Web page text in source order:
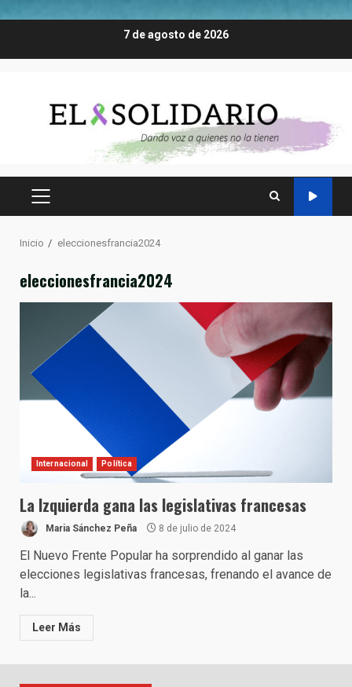
7 de agosto de 2026
MENÚ
Inicio eleccionesfrancia2024
eleccionesfrancia2024
Internacional Política
La Izquierda gana las legislativas francesas
Maria Sánchez Peña 8 de julio de 2024
El Nuevo Frente Popular ha sorprendido al ganar las
elecciones legislativas francesas, frenando el avance de
la...
Leer Más